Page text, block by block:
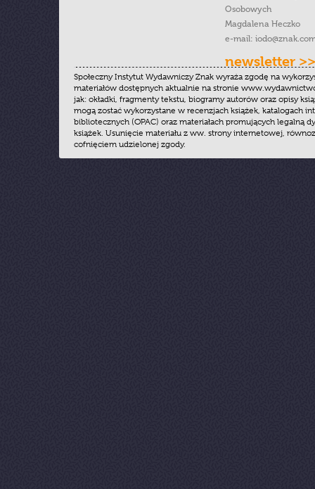
Osobowych
Magdalena Heczko
e-mail:
newsletter >>
Społeczny Instytut Wydawniczy Znak wyraża zgodę na
materiałów dostępnych aktualnie na stronie
jak: okładki, fragmenty tekstu, biogramy autorów oraz opisy
mogą zostać wykorzystane w recenzjach książek, katalogach
bibliotecznych (OPAC) oraz materiałach promujących legalną
książek. Usunięcie materiału z ww. strony internetowej,
cofnięciem udzielonej zgody.